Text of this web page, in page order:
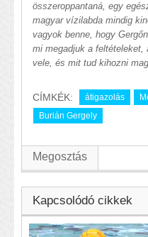
összeroppantaná, egy
magyar vízilabda mindig
vagyok benne, hogy
mi megadjuk a feltételeket,
vele, és mit tud kihozni
CÍMKÉK: átigazolás
Burián Gergely
Megosztás
Kapcsolódó cikkek